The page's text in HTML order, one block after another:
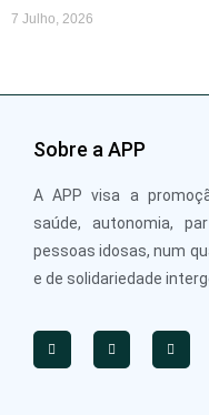
7 Julho, 2026
Sobre a APP
A APP visa a
saúde, autonomia,
pessoas idosas, num
e de solidariedade